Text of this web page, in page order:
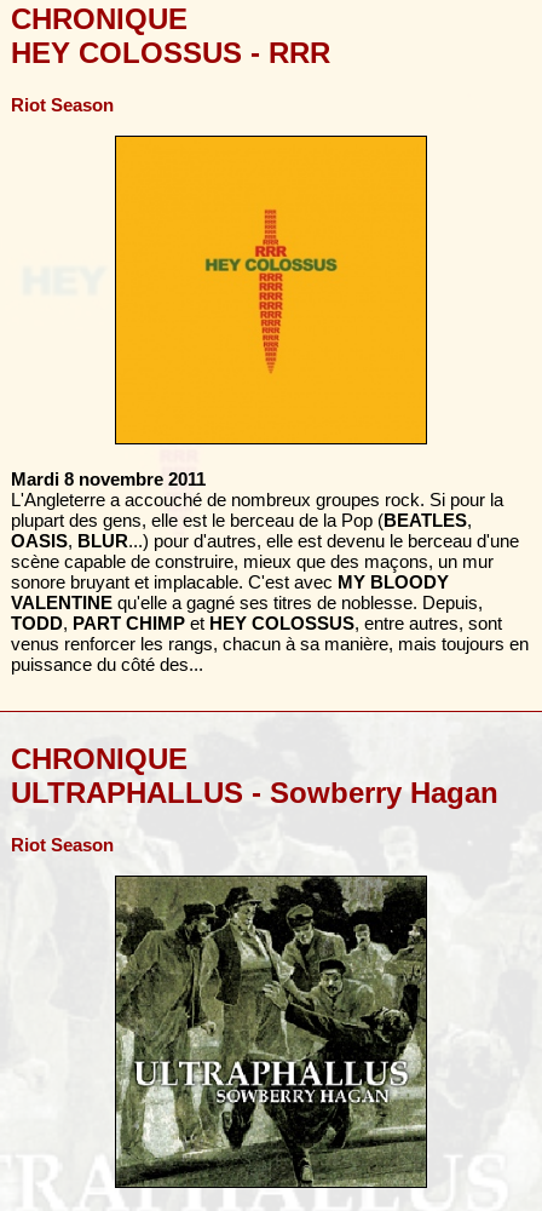
CHRONIQUE
HEY COLOSSUS - RRR
Riot Season
Mardi 8 novembre 2011
L'Angleterre a accouché de nombreux groupes rock. Si pour la
plupart des gens, elle est le berceau de la Pop (BEATLES,
OASIS, BLUR...) pour d'autres, elle est devenu le berceau d'une
scène capable de construire, mieux que des maçons, un mur
sonore bruyant et implacable. C'est avec MY BLOODY
VALENTINEqu'elle a gagné ses titres de noblesse. Depuis,
TODD, PART CHIMPet HEY COLOSSUS, entre autres, sont
venus renforcer les rangs, chacun à sa manière, mais toujours en
puissance du côté des...
CHRONIQUE
ULTRAPHALLUS - Sowberry Hagan
Riot Season